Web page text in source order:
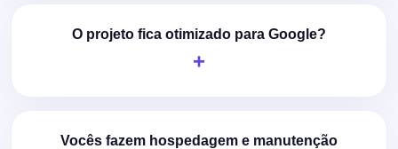
O projeto fica otimizado para Google?
Vocês fazem hospedagem e manutenção